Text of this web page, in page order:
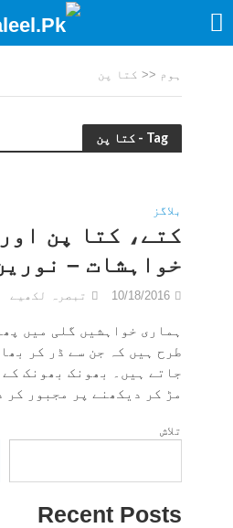
ہوم << کتا پن
Tag - کتا پن
بلاگز
کتے، کتا پن
خواہشات –
10/18/2016 تبصرہ لکھیے
ہماری خواہشیں گلی میں
طرح ہیں کہ جن سے ڈر کر
جاتے ہیں۔ بھونک بھونک
مڑ کر دیکھنے پر مجبور کر
تلاش
Recent Posts